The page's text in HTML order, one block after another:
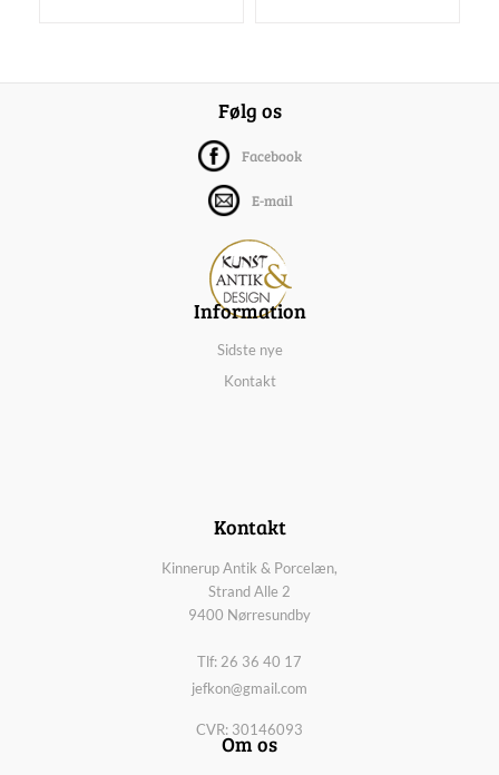
Følg os
Facebook
E-mail
Information
Sidste nye
Kontakt
Kontakt
Kinnerup Antik & Porcelæn,
Strand Alle 2
9400 Nørresundby
Tlf: 26 36 40 17
jefkon@gmail.com
CVR: 30146093
Om os